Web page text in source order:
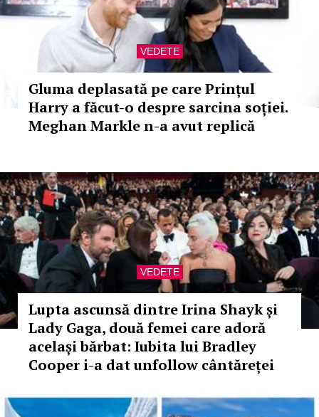
VEDETE
Gluma deplasată pe care Prințul
Harry a făcut-o despre sarcina soției.
Meghan Markle n-a avut replică
VEDETE
Lupta ascunsă dintre Irina Shayk și
Lady Gaga, două femei care adoră
același bărbat: Iubita lui Bradley
Cooper i-a dat unfollow cântăreței